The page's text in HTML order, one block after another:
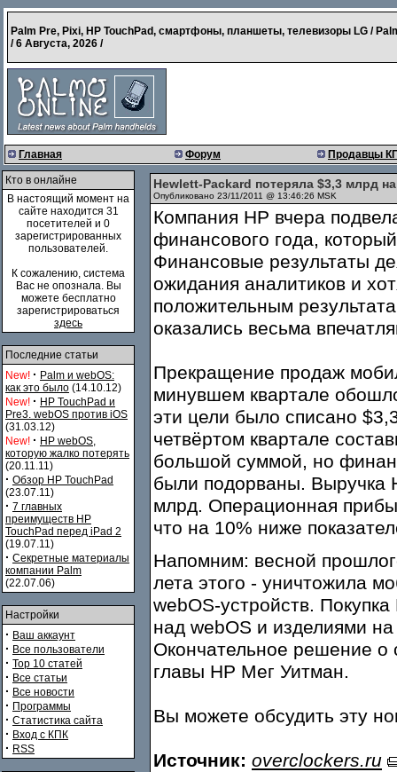
Palm Pre, Pixi, HP TouchPad, смартфоны, планшеты, телевизоры LG /
/6 Августа, 2026 /
Главная Форум Продавцы
Кто в онлайне
В настоящий момент на
сайте находится 31
посетителей и 0
зарегистрированных
пользователей.
К сожалению, система
Вас не опознала. Вы
можете бесплатно
зарегистрироваться
здесь
Последние статьи
New! · Palm и webOS:
как это было (14.10.12)
New! · HP TouchPad и
Pre3. webOS против iOS
(31.03.12)
New! · HP webOS,
которую жалко потерять
(20.11.11)
· Обзор HP TouchPad
(23.07.11)
· 7 главных
преимуществ HP
TouchPad перед iPad 2
(19.07.11)
· Секретные материалы
компании Palm
(22.07.06)
Настройки
· Ваш аккаунт
· Все пользователи
· Top 10 статей
· Все статьи
· Все новости
· Программы
· Статистика сайта
· Вход с КПК
· RSS
Hewlett-Packard потеряла $3,3 млрд
Опубликовано 23/11/2011 @ 13:46:26 MSK
Компания HP вчера
финансового года,
Финансовые результаты
ожидания аналитиков и
положительным
оказались весьма
Прекращение продаж
минувшем квартале
эти цели было списано
четвёртом квартале
большой суммой, но
были подорваны. Выручка
млрд. Операционная
что на 10% ниже
Напомним: весной
лета этого - уничтожила
webOS-устройств.
над webOS и изделиями
Окончательное решение о
главы HP Мег Уитман.
Вы можете обсудить эту
Источник: overclockers.ru